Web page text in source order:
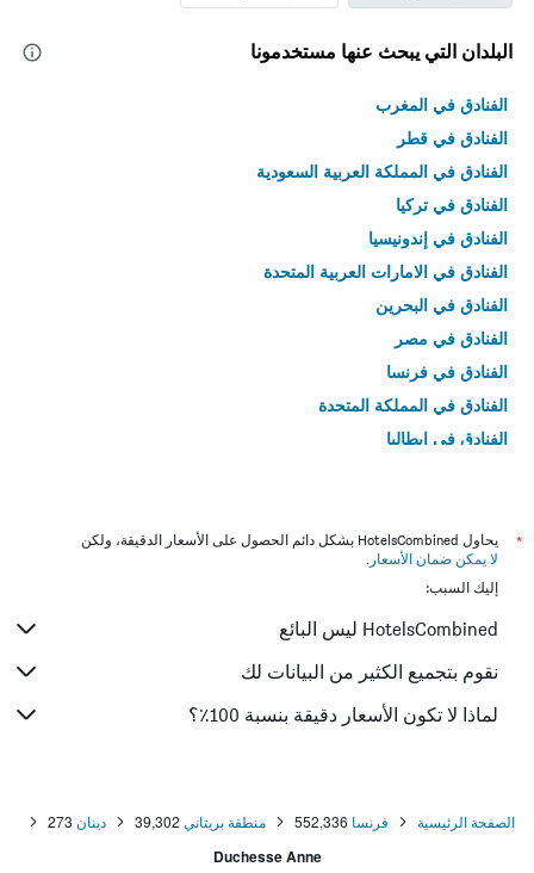
البلدان التي يبحث عنها مستخدمونا
الفنادق في المغرب
الفنادق في قطر
الفنادق في المملكة العربية السعودية
الفنادق في تركيا
الفنادق في إندونيسيا
الفنادق في الامارات العربية المتحدة
الفنادق في البحرين
الفنادق في مصر
الفنادق في فرنسا
الفنادق في المملكة المتحدة
الفنادق في إيطاليا
*
يحاول HotelsCombined بشكل دائم الحصول على الأسعار الدقيقة، ولكن
لا يمكن ضمان الأسعار .
إليك السبب:
HotelsCombined ليس البائع
نقوم بتجميع الكثير من البيانات لك
لماذا لا تكون الأسعار دقيقة بنسبة 100٪؟
الصفحة الرئيسية فرنسا 552,336 منطقة بريتاني 39,302 دينان 273
Duchesse Anne